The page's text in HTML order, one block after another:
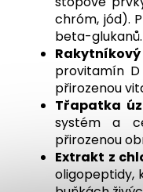
chróm, jód).
beta-glukanů.
provitamín
přirozenou
Třapatka
systém a
přirozenou
Extrakt z
oligopeptidy,